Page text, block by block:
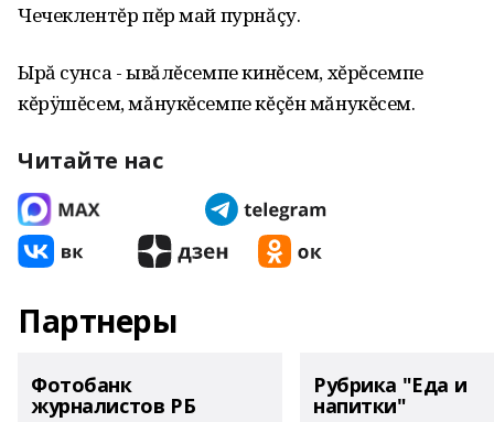
Чечеклентĕр пĕр май пурнăçу.
Ырă сунса - ывăлĕсемпе кинĕсем, хĕрĕсемпе
кĕрÿшĕсем, мăнукĕсемпе кĕçĕн мăнукĕсем.
Читайте нас
Партнеры
Фотобанк
журналистов РБ
Рубрика "Еда и
напитки"